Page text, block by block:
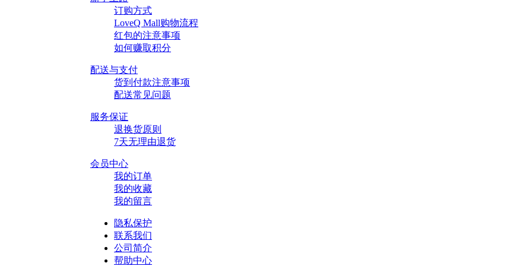
订购方式
LoveQ Mall购物流程
红包的注意事项
如何赚取积分
配送与支付
货到付款注意事项
配送常见问题
服务保证
退换货原则
7天无理由退货
会员中心
我的订单
我的收藏
我的留言
隐私保护
联系我们
公司简介
帮助中心